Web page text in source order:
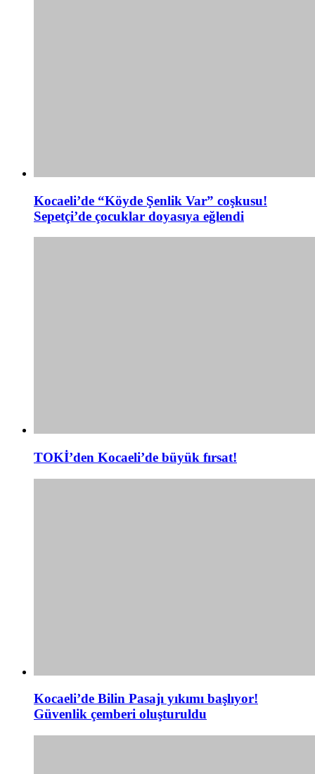
Kocaeli’de “Köyde Şenlik Var” coşkusu!
Sepetçi’de çocuklar doyasıya eğlendi
TOKİ’den Kocaeli’de büyük fırsat!
Kocaeli’de Bilin Pasajı yıkımı başlıyor!
Güvenlik çemberi oluşturuldu